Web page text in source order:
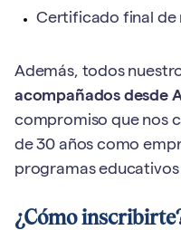
Certificado final de
Además, todos
acompañados desde
compromiso que nos
de 30 años como
programas
¿Cómo